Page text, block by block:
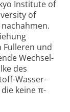
Institute of
of
Fulleren und
Wechsel­
des
Wasser­
keine π-